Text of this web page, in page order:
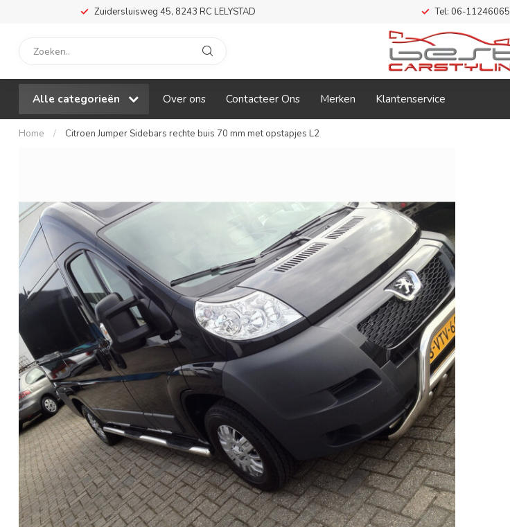
Zuidersluisweg 45, 8243 RC LELYSTAD Tel: 06-11246065
Alle categorieën Over ons Contacteer Ons Merken Klantenservice
Home / Citroen Jumper Sidebars rechte buis 70 mm met opstapjes L2